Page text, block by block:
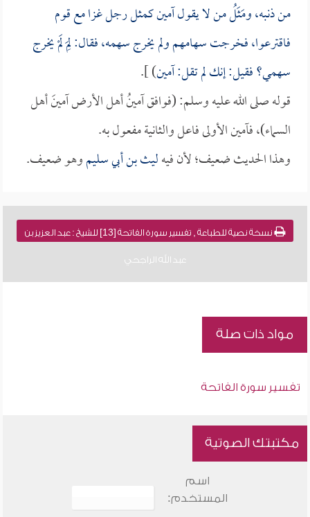
من ذنبه، ومَثَلُ من لا يقول آمين كمثل رجل غزا مع قوم
فاقترعوا، فخرجت سهامهم ولم يخرج سهمه، فقال: لِمَ لَمْ يخرج
سهمي؟ فقيل: إنك لم تقل: آمين) ].
قوله صلى الله عليه وسلم: (فوافق آمينُ أهل الأرض آمينَ أهل
السماء)، فآمين الأولى فاعل والثانية مفعول به.
وهذا الحديث ضعيف؛ لأن فيهليث بن أبي سليموهو ضعيف.
نسخة نصية للطباعة , تفسير سورة الفاتحة [13] للشيخ : عبد العزيز بن
عبد الله الراجحي
مواد ذات صلة
تفسير سورة الفاتحة
مكتبتك الصوتية
اسم
المستخدم: